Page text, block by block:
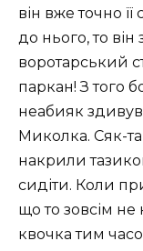
він вже точно
до нього, то
воротарський
паркан! З того
неабияк
Миколка. Сяк-
накрили
сидіти. Коли
що то зовсім не
квочка тим